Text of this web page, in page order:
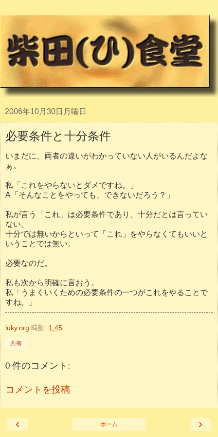
2006年10月30日月曜日
必要条件と十分条件
いまだに、両者の違いがわかっていない人がいるんだよな
ぁ。
私「これをやらないとダメですね。」
A「そんなことをやっても、できないだろう？」
私が言う「これ」は必要条件であり、十分だとは言ってい
ない。
十分では無いからといって「これ」をやらなくてもいいと
いうことでは無い。
必要なのだ。
私も次から明確に言おう。
私「うまくいくための必要条件の一つがこれをやることで
すね。」
luky.org 時刻: 1:45
共有
0 件のコメント:
コメントを投稿
‹ ›
ホーム